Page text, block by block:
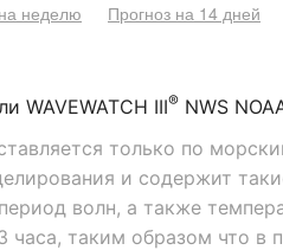
неделю Прогноз на 14 дней
WAVEWATCH III®NWS
только по
и содержит
волн, а также
часа, таким образом что